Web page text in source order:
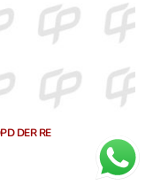
DER RE